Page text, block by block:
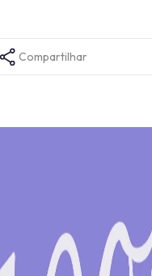
Compartilhar